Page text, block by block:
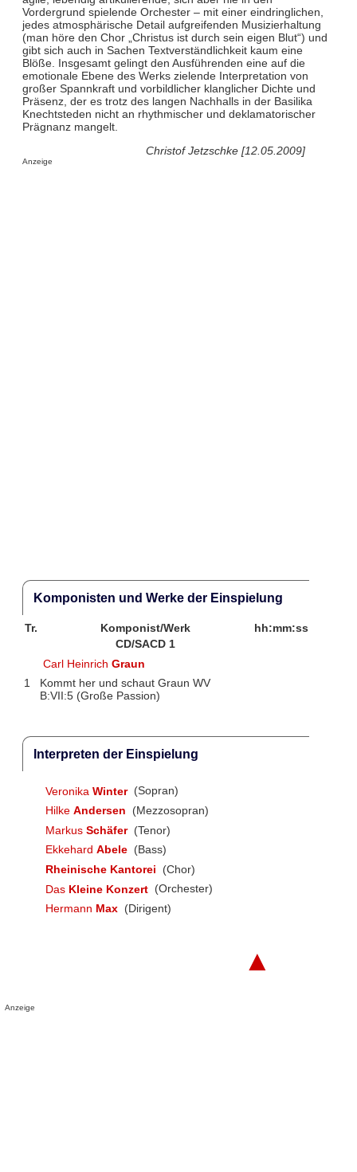
Vordergrund spielende Orchester – mit einer eindringlichen,
jedes atmosphärische Detail aufgreifenden Musizierhaltung
(man höre den Chor „Christus ist durch sein eigen Blut“) und
gibt sich auch in Sachen Textverständlichkeit kaum eine
Blöße. Insgesamt gelingt den Ausführenden eine auf die
emotionale Ebene des Werks zielende Interpretation von
großer Spannkraft und vorbildlicher klanglicher Dichte und
Präsenz, der es trotz des langen Nachhalls in der Basilika
Knechtsteden nicht an rhythmischer und deklamatorischer
Prägnanz mangelt.
Christof Jetzschke [12.05.2009]
Anzeige
Komponisten und Werke der Einspielung
Tr. Komponist/Werk
hh:mm:ss
CD/SACD 1
Carl HeinrichGraun
1
Kommt her und schaut Graun WV
B:VII:5 (Große Passion)
Interpreten der Einspielung
Veronika Winter (Sopran)
Hilke Andersen
(Mezzosopran)
Markus Schäfer (Tenor)
Ekkehard Abele (Bass)
Rheinische Kantorei
(Chor)
Das Kleine Konzert (Orchester)
Hermann Max (Dirigent)
▲
Anzeige